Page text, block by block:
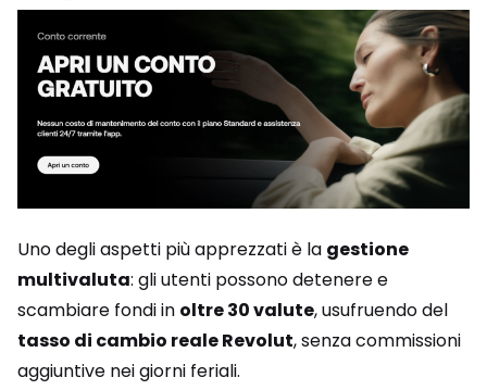
Uno degli aspetti più apprezzati è la gestione
multivaluta: gli utenti possono detenere e
scambiare fondi in oltre 30 valute, usufruendo del
tasso di cambio reale Revolut, senza commissioni
aggiuntive nei giorni feriali.